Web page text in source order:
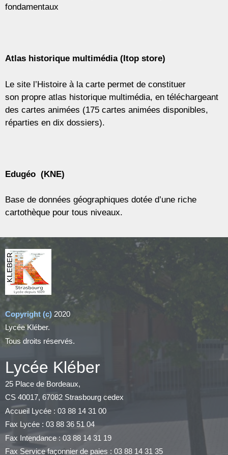
fondamentaux
Atlas historique multimédia (Itop store)
Le site l’Histoire à la carte permet de constituer
son propre atlas historique multimédia, en téléchargeant
des cartes animées (175 cartes animées disponibles,
réparties en dix dossiers).
Edugéo (KNE)
Base de données géographiques dotée d’une riche
cartothèque pour tous niveaux.
Copyright (c) 2020
Lycée Kléber.
Tous droits réservés.
Lycée Kléber
25 Place de Bordeaux,
CS 40017, 67082 Strasbourg cedex
Accueil Lycée : 03 88 14 31 00
Fax Lycée : 03 88 36 51 04
Fax Intendance : 03 88 14 31 19
Fax Service façonnier de paies : 03 88 14 31 35